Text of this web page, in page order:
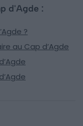
d'Agde :
?
au Cap d’Agde